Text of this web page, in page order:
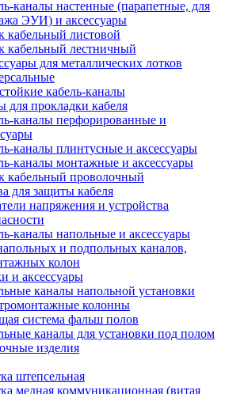
каналы настенные (парапетные, для
ЭУИ) и аксессуары
кабельный листовой
кабельный лестничный
для металлических лотков
кабель-каналы
для прокладки кабеля
каналы перфорированные и
каналы плинтусные и аксессуары
каналы монтажные и аксессуары
кабельный проволочный
для защиты кабеля
напряжения и устройства
каналы напольные и аксессуары
и подпольных каналов,
колон
и аксессуары
каналы напольной установки
колонны
система фальш полов
каналы для установки под полом
изделия
штепсельная
медная коммуникационная (витая